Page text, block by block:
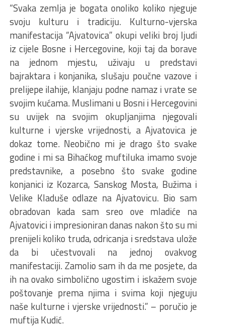
“Svaka zemlja je bogata onoliko koliko njeguje
svoju kulturu i tradiciju. Kulturno-vjerska
manifestacija “Ajvatovica” okupi veliki broj ljudi
iz cijele Bosne i Hercegovine, koji taj da borave
na jednom mjestu, uživaju u predstavi
bajraktara i konjanika, slušaju poučne vazove i
prelijepe ilahije, klanjaju podne namaz i vrate se
svojim kućama. Muslimani u Bosni i Hercegovini
su uvijek na svojim okupljanjima njegovali
kulturne i vjerske vrijednosti, a Ajvatovica je
dokaz tome. Neobično mi je drago što svake
godine i mi sa Bihaćkog muftiluka imamo svoje
predstavnike, a posebno što svake godine
konjanici iz Kozarca, Sanskog Mosta, Bužima i
Velike Kladuše odlaze na Ajvatovicu. Bio sam
obradovan kada sam sreo ove mladiće na
Ajvatovici i impresioniran danas nakon što su mi
prenijeli koliko truda, odricanja i sredstava ulože
da bi učestvovali na jednoj ovakvog
manifestaciji. Zamolio sam ih da me posjete, da
ih na ovako simbolično ugostim i iskažem svoje
poštovanje prema njima i svima koji njeguju
naše kulturne i vjerske vrijednosti.” – poručio je
muftija Kudić.